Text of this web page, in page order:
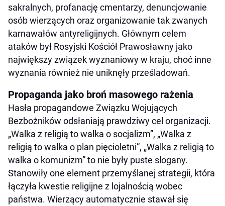
sakralnych, profanację cmentarzy, denuncjowanie
osób wierzących oraz organizowanie tak zwanych
karnawałów antyreligijnych. Głównym celem
ataków był Rosyjski Kościół Prawosławny jako
największy związek wyznaniowy w kraju, choć inne
wyznania również nie uniknęły prześladowań.
Propaganda jako broń masowego rażenia
Hasła propagandowe Związku Wojujących
Bezbożników odsłaniają prawdziwy cel organizacji.
„Walka z religią to walka o socjalizm”, „Walka z
religią to walka o plan pięcioletni”, „Walka z religią to
walka o komunizm” to nie były puste slogany.
Stanowiły one element przemyślanej strategii, która
łączyła kwestie religijne z lojalnością wobec
państwa. Wierzący automatycznie stawał się